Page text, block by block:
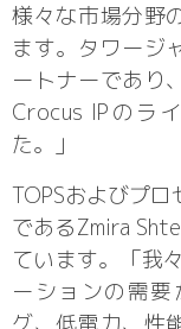
様々な市場分野
ます。タワージ
ートナーであり
Crocus IPのラ
た。」
TOPSおよびプ
であるZmira
ています。「我
ーションの需